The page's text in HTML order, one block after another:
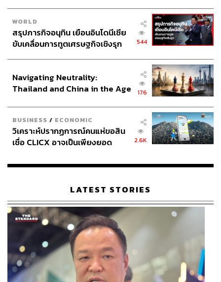
WORLD
สรุปภารกิจอนุทิน เยือนอินโดนีเซีย
ขับเคลื่อนการทูตเศรษฐกิจเชิงรุก
544
Navigating Neutrality:
Thailand and China in the Age
176
BUSINESS / ECONOMIC
วิเคราะห์ปรากฏการณ์คนแห่ขอสิน
เชื่อ CLICX อาจเป็นเพียงยอด
เรือนไทยที่ถูกซุกไว้
2.6K
LATEST STORIES